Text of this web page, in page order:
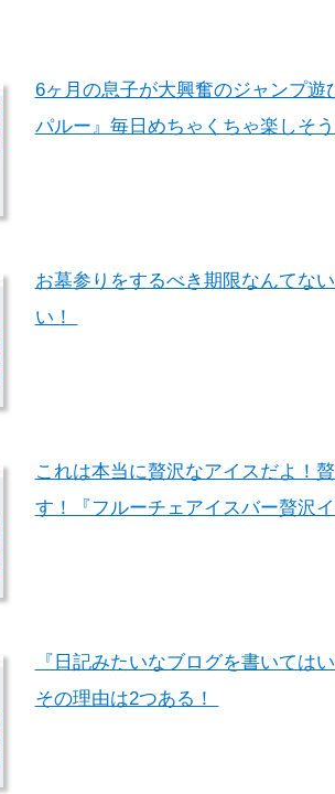
6ヶ月の息子が大興奮のジャンプ
パルー』毎日めちゃくちゃ楽しそ
お墓参りをするべき期限なんてな
い！
これは本当に贅沢なアイスだよ！
す！『フルーチェアイスバー贅沢
『日記みたいなブログを書いては
その理由は2つある！